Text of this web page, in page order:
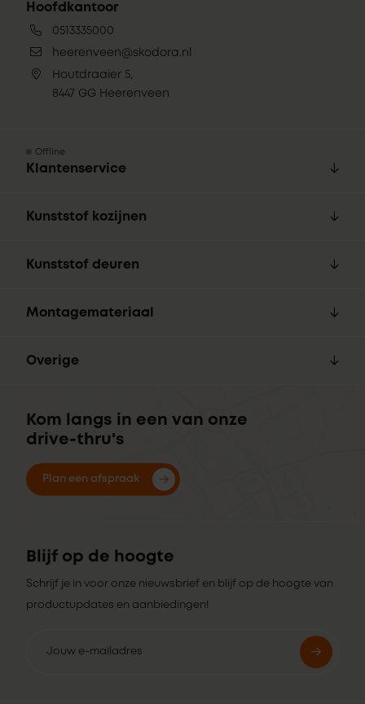
Hoofdkantoor
0513335000
heerenveen@skodora.nl
Houtdraaier 5,
8447 GG Heerenveen
Offline
Klantenservice
Kunststof kozijnen
Kunststof deuren
Montagemateriaal
Overige
Kom langs in een van onze
drive-thru's
Plan een afspraak
Blijf op de hoogte
Schrijf je in voor onze nieuwsbrief en blijf op de hoogte van
productupdates en aanbiedingen!